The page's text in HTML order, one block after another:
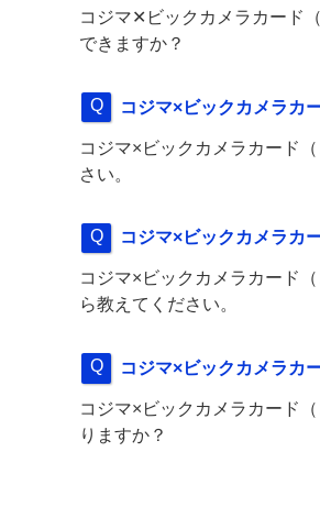
コジマ✕ビックカメラカード
できますか？
コジマ×ビックカメラカ
コジマ×ビックカメラカード
さい。
コジマ×ビックカメラカ
コジマ×ビックカメラカード
ら教えてください。
コジマ×ビックカメラカ
コジマ×ビックカメラカード
りますか？